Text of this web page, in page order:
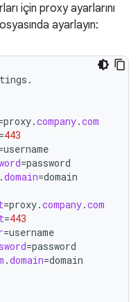
için proxy ayarlarını
ayarlayın:
.
proxy.company.com
=443
username
=password
.domain=domain
=proxy.company.com
=443
=username
=password
.domain=domain